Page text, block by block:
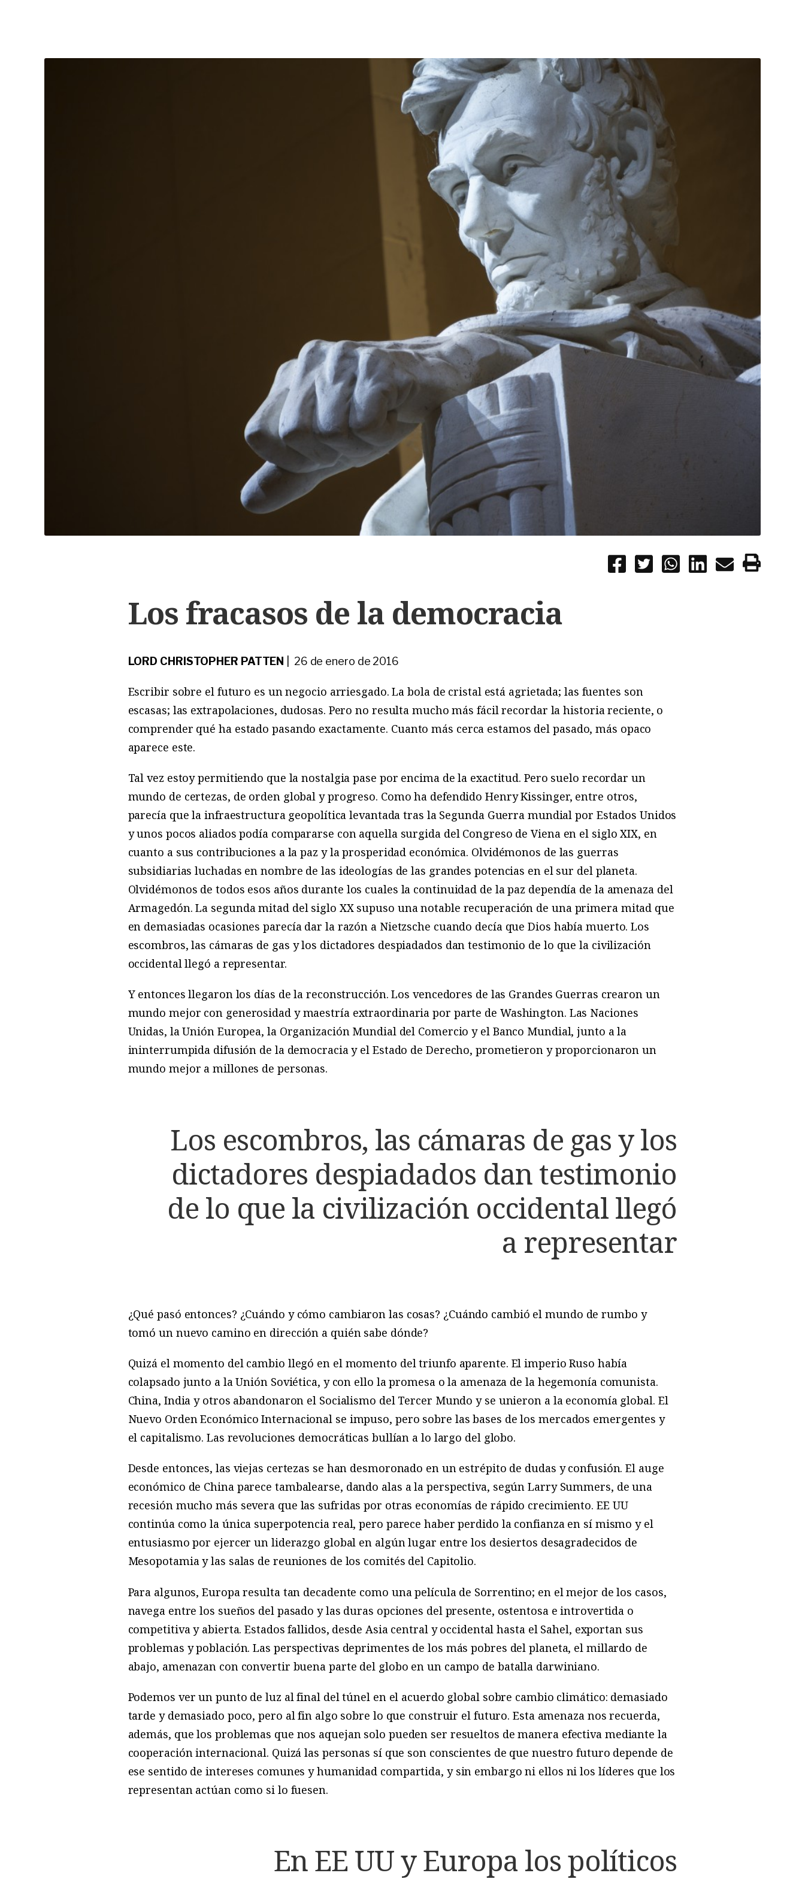
Los fracasos de la democracia
LORD CHRISTOPHER PATTEN | 26 de enero de 2016
Escribir sobre el futuro es un negocio arriesgado. La bola de cristal está agrietada; las fuentes son
escasas; las extrapolaciones, dudosas. Pero no resulta mucho más fácil recordar la historia reciente, o
comprender qué ha estado pasando exactamente. Cuanto más cerca estamos del pasado, más opaco
aparece este.
Tal vez estoy permitiendo que la nostalgia pase por encima de la exactitud. Pero suelo recordar un
mundo de certezas, de orden global y progreso. Como ha defendido Henry Kissinger, entre otros,
parecía que la infraestructura geopolítica levantada tras la Segunda Guerra mundial por Estados Unidos
y unos pocos aliados podía compararse con aquella surgida del Congreso de Viena en el siglo XIX, en
cuanto a sus contribuciones a la paz y la prosperidad económica. Olvidémonos de las guerras
subsidiarias luchadas en nombre de las ideologías de las grandes potencias en el sur del planeta.
Olvidémonos de todos esos años durante los cuales la continuidad de la paz dependía de la amenaza del
Armagedón. La segunda mitad del siglo XX supuso una notable recuperación de una primera mitad que
en demasiadas ocasiones parecía dar la razón a Nietzsche cuando decía que Dios había muerto. Los
escombros, las cámaras de gas y los dictadores despiadados dan testimonio de lo que la civilización
occidental llegó a representar.
Y entonces llegaron los días de la reconstrucción. Los vencedores de las Grandes Guerras crearon un
mundo mejor con generosidad y maestría extraordinaria por parte de Washington. Las Naciones
Unidas, la Unión Europea, la Organización Mundial del Comercio y el Banco Mundial, junto a la
ininterrumpida difusión de la democracia y el Estado de Derecho, prometieron y proporcionaron un
mundo mejor a millones de personas.
Los escombros, las cámaras de gas y los
dictadores despiadados dan testimonio
de lo que la civilización occidental llegó
a representar
¿Qué pasó entonces? ¿Cuándo y cómo cambiaron las cosas? ¿Cuándo cambió el mundo de rumbo y
tomó un nuevo camino en dirección a quién sabe dónde?
Quizá el momento del cambio llegó en el momento del triunfo aparente. El imperio Ruso había
colapsado junto a la Unión Soviética, y con ello la promesa o la amenaza de la hegemonía comunista.
China, India y otros abandonaron el Socialismo del Tercer Mundo y se unieron a la economía global. El
Nuevo Orden Económico Internacional se impuso, pero sobre las bases de los mercados emergentes y
el capitalismo. Las revoluciones democráticas bullían a lo largo del globo.
Desde entonces, las viejas certezas se han desmoronado en un estrépito de dudas y confusión. El auge
económico de China parece tambalearse, dando alas a la perspectiva, según Larry Summers, de una
recesión mucho más severa que las sufridas por otras economías de rápido crecimiento. EE UU
continúa como la única superpotencia real, pero parece haber perdido la confianza en sí mismo y el
entusiasmo por ejercer un liderazgo global en algún lugar entre los desiertos desagradecidos de
Mesopotamia y las salas de reuniones de los comités del Capitolio.
Para algunos, Europa resulta tan decadente como una película de Sorrentino; en el mejor de los casos,
navega entre los sueños del pasado y las duras opciones del presente, ostentosa e introvertida o
competitiva y abierta. Estados fallidos, desde Asia central y occidental hasta el Sahel, exportan sus
problemas y población. Las perspectivas deprimentes de los más pobres del planeta, el millardo de
abajo, amenazan con convertir buena parte del globo en un campo de batalla darwiniano.
Podemos ver un punto de luz al final del túnel en el acuerdo global sobre cambio climático: demasiado
tarde y demasiado poco, pero al fin algo sobre lo que construir el futuro. Esta amenaza nos recuerda,
además, que los problemas que nos aquejan solo pueden ser resueltos de manera efectiva mediante la
cooperación internacional. Quizá las personas sí que son conscientes de que nuestro futuro depende de
ese sentido de intereses comunes y humanidad compartida, y sin embargo ni ellos ni los líderes que los
representan actúan como si lo fuesen.
En EE UU y Europa los políticos